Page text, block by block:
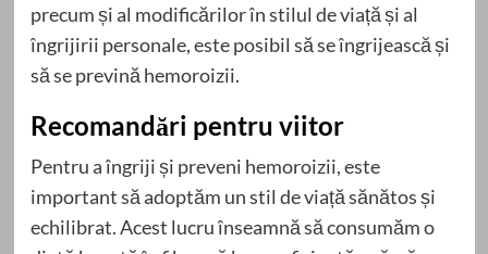
precum și al modificărilor în stilul de viață și al
îngrijirii personale, este posibil să se îngrijească și
să se prevină hemoroizii.
Recomandări pentru viitor
Pentru a îngriji și preveni hemoroizii, este
important să adoptăm un stil de viață sănătos și
echilibrat. Acest lucru înseamnă să consumăm o